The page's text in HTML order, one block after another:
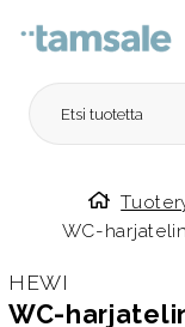
WC-
HEWI
WC-